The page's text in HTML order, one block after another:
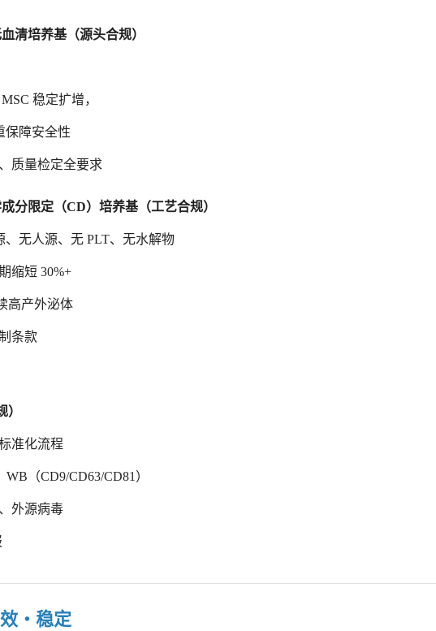
清培养基（源头合规）
稳定扩增，
保障安全性
质量检定全要求
分限定（CD）培养基（工艺合规）
、无人源、无 PLT、无水解物
缩短 30%+
高产外泌体
条款
准化流程
（CD9/CD63/CD81）
外源病毒
・稳定